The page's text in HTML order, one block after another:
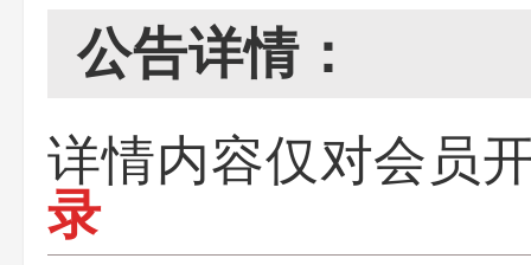
公告详情：
详情内容仅对会员
录